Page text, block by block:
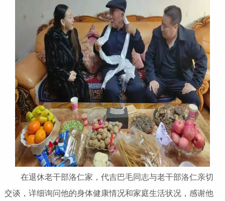
在退休老干部洛仁家，代吉巴毛同志与老干部洛仁亲切
交谈，详细询问他的身体健康情况和家庭生活状况，感谢他